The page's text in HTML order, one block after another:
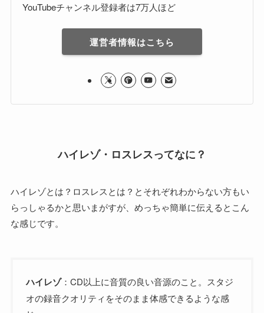
YouTubeチャンネル登録者は7万人ほど
運営者情報はこちら
ハイレゾ・ロスレスってなに？
ハイレゾとは？ロスレスとは？とそれぞれわからない方もい
らっしゃるかと思いまがすが、めっちゃ簡単に伝えるとこん
な感じです。
ハイレゾ：CD以上に音質の良い音源のこと。スタジ
オの録音クオリティをそのまま体感できるような感